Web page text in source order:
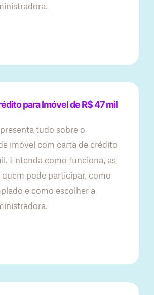
para Imóvel de R$ 47 mil
tudo sobre o
imóvel com carta de crédito
Entenda como funciona, as
pode participar, como
e como escolher a